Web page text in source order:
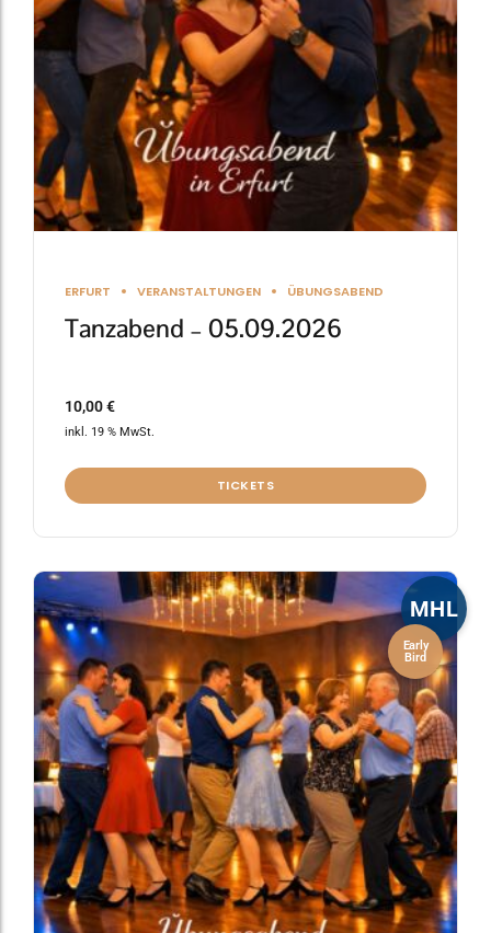
ERFURT VERANSTALTUNGEN ÜBUNGSABEND
Tanzabend – 05.09.2026
10,00€
inkl. 19 % MwSt.
TICKETS
MHL
Early
Bird